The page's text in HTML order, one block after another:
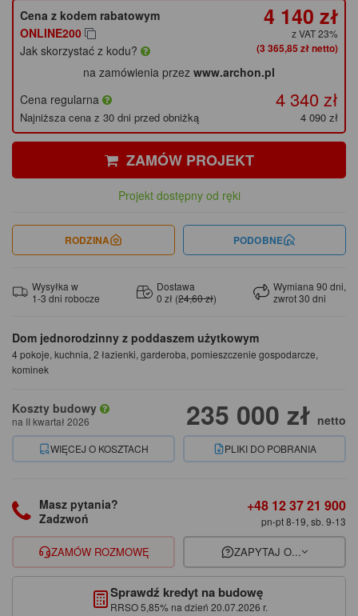
Dom jednorodzinny z poddaszem użytkowym
4 pokoje, kuchnia, 2 łazienki, garderoba, pomieszczenie gospodarcze,
kominek
Koszty budowy
na II kwartał 2026 235 000 zł netto
WIĘCEJ O KOSZTACH PLIKI DO POBRANIA
Cena z kodem rabatowym
ONLINE200
Jak skorzystać z kodu?
4 140 zł
z VAT 23%
(3 365,85 zł netto)
na zamówienia przez www.archon.pl
Cena regularna
4 340 zł
Najniższa cena z 30 dni przed obniżką 4 090 zł
ZAMÓW PROJEKT
Projekt dostępny od ręki
RODZINA PODOBNE
Wysyłka w
1-3 dni robocze
Dostawa
0 zł (24,60 zł)
Wymiana 90 dni,
zwrot 30 dni
Masz pytania?
Zadzwoń
+48 12 37 21 900
pn-pt 8-19, sb. 9-13
ZAMÓW ROZMOWĘ ZAPYTAJ O...
Sprawdź kredyt na budowę
RRSO 5,85% na dzień 20.07.2026 r.